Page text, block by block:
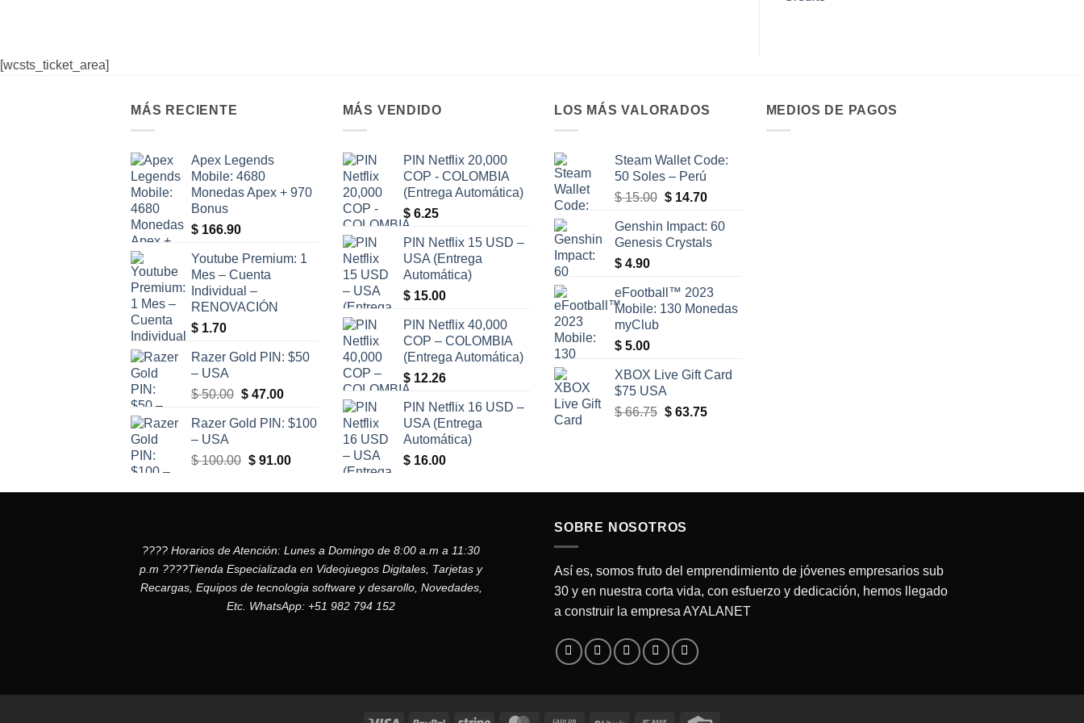
[wcsts_ticket_area]
MÁS RECIENTE
Apex Legends
Mobile: 4680
Monedas Apex + 970
Bonus
$ 166.90
Youtube Premium: 1
Mes – Cuenta
Individual –
RENOVACIÓN
$ 1.70
Razer Gold PIN: $50
– USA
$50.00 El
original
$ 50.00.
$47.00El
actual
$ 47.00.
Razer Gold PIN: $100
– USA
$100.00 El
original
$91.00El
actual
MÁS VENDIDO
PIN Netflix 20,000
COP - COLOMBIA
(Entrega Automática)
$6.25
PIN Netflix 15 USD –
USA (Entrega
Automática)
$15.00
PIN Netflix 40,000
COP – COLOMBIA
(Entrega Automática)
$12.26
PIN Netflix 16 USD –
USA (Entrega
Automática)
$16.00
LOS MÁS VALORADOS
Steam Wallet Code:
50 Soles – Perú
$15.00 El
original
era:
$14.70El
actual
es:
Genshin Impact: 60
Genesis Crystals
$ 4.90
eFootball™ 2023
Mobile: 130 Monedas
myClub
$ 5.00
XBOX Live Gift Card
$75 USA
$66.75 El
$63.75El
MEDIOS DE PAGOS
???? Horarios de Atención: Lunes a Domingo de 8:00 a.m a 11:30
p.m ????Tienda Especializada en Videojuegos Digitales, Tarjetas y
Recargas, Equipos de tecnologia software y desarollo, Novedades,
Etc. WhatsApp: +51 982 794 152
SOBRE NOSOTROS
Así es, somos fruto del emprendimiento de jóvenes empresarios sub
30 y en nuestra corta vida, con esfuerzo y dedicación, hemos llegado
a construir la empresa AYALANET